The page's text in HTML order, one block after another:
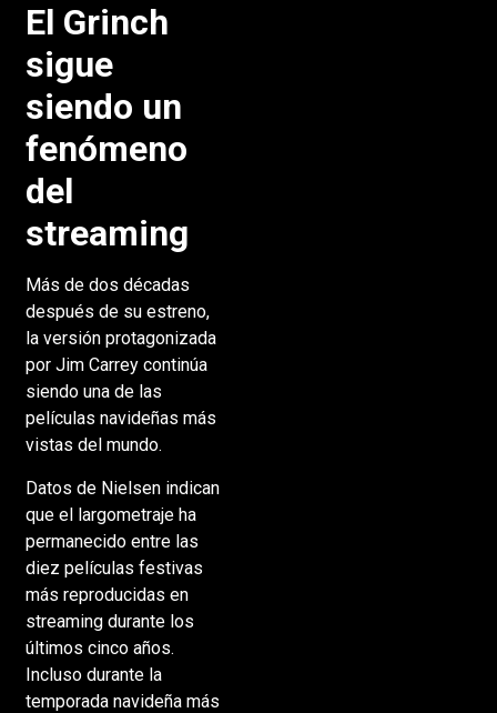
El Grinch
sigue
siendo un
fenómeno
del
streaming
Más de dos décadas
después de su estreno,
la versión protagonizada
por Jim Carrey continúa
siendo una de las
películas navideñas más
vistas del mundo.
Datos de Nielsen indican
que el largometraje ha
permanecido entre las
diez películas festivas
más reproducidas en
streaming durante los
últimos cinco años.
Incluso durante la
temporada navideña más